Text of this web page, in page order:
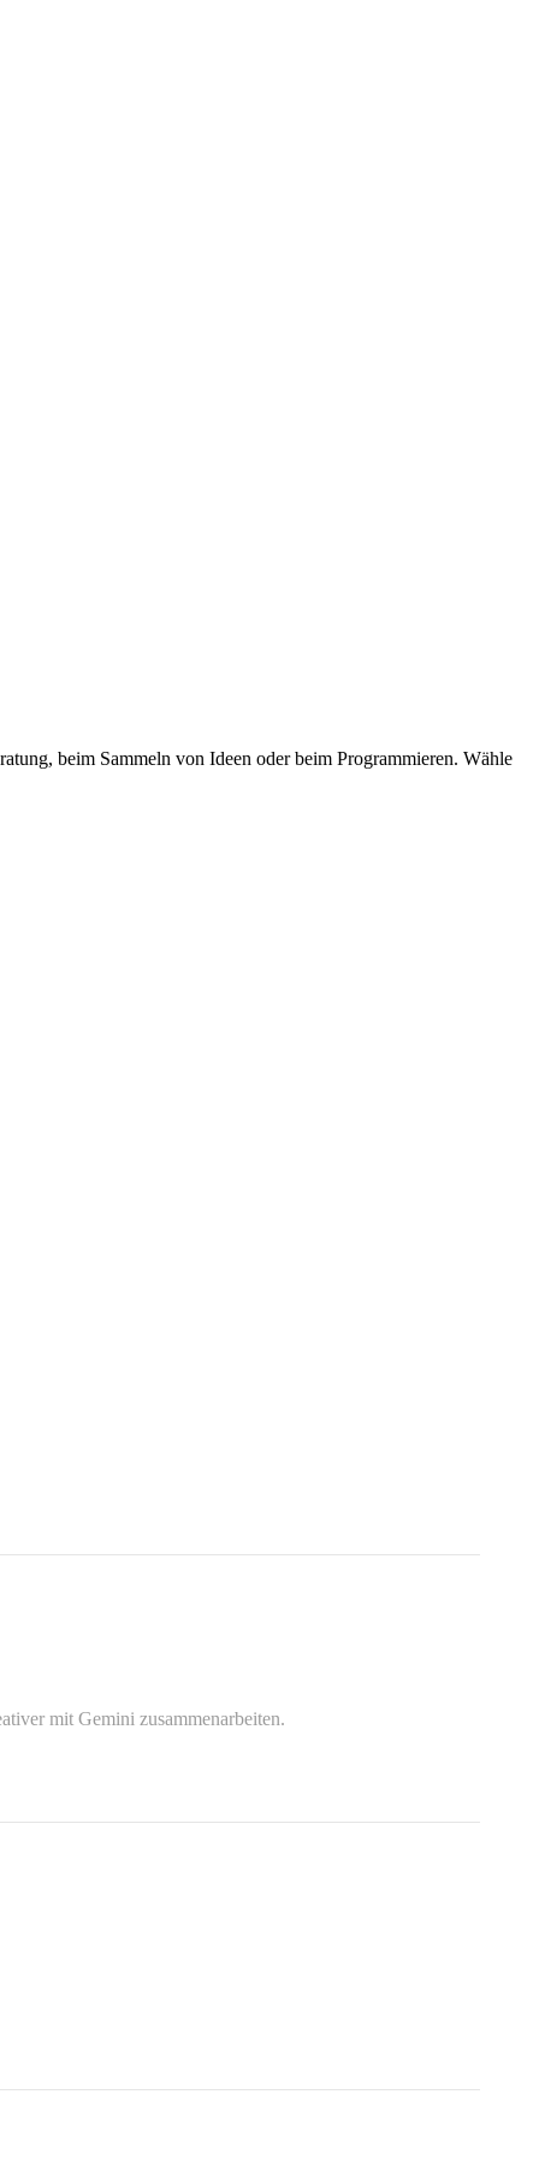
beim Sammeln von Ideen oder beim Programmieren. Wähle
mit Gemini zusammenarbeiten.